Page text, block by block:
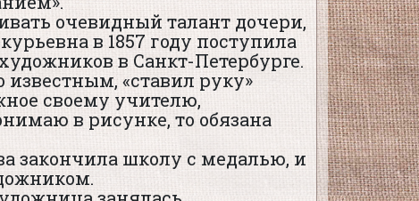
очевидный талант дочери,
в 1857 году поступила
в Санкт-Петербурге.
«ставил руку»
своему учителю,
в рисунке, то обязана
закончила школу с медалью, и